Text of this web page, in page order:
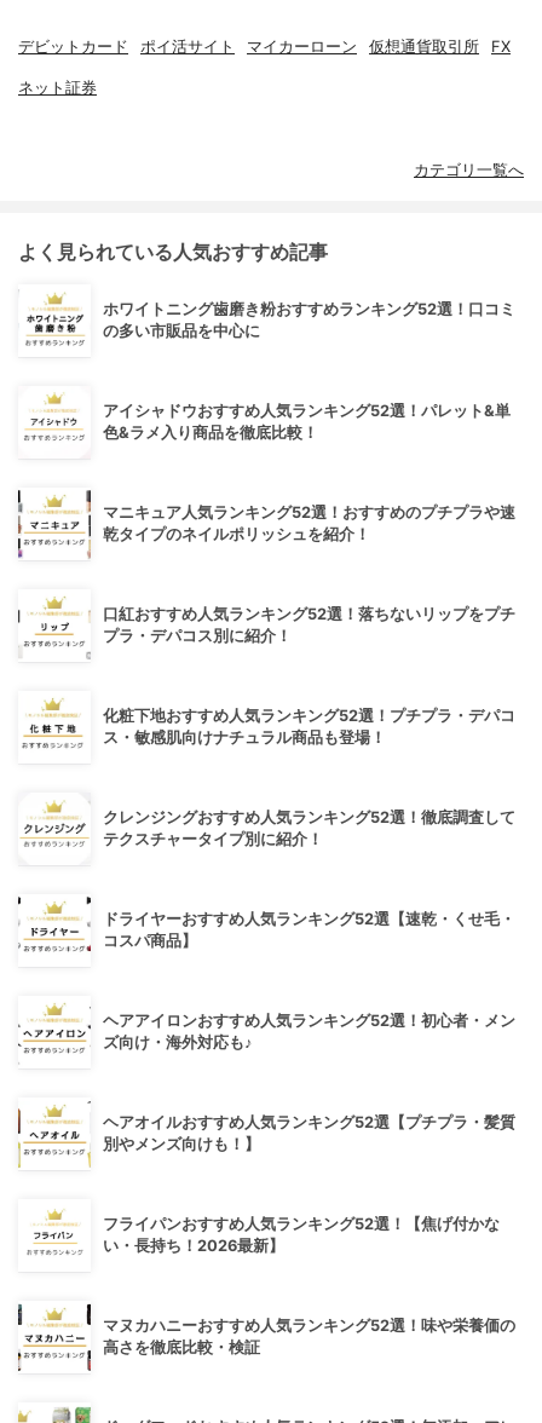
デビットカード ポイ活サイト マイカーローン 仮想通貨取引所 FX
ネット証券
カテゴリ一覧へ
よく見られている人気おすすめ記事
ホワイトニング歯磨き粉おすすめランキング52選！口コミ
の多い市販品を中心に
アイシャドウおすすめ人気ランキング52選！パレット&単
色&ラメ入り商品を徹底比較！
マニキュア人気ランキング52選！おすすめのプチプラや速
乾タイプのネイルポリッシュを紹介！
口紅おすすめ人気ランキング52選！落ちないリップをプチ
プラ・デパコス別に紹介！
化粧下地おすすめ人気ランキング52選！プチプラ・デパコ
ス・敏感肌向けナチュラル商品も登場！
クレンジングおすすめ人気ランキング52選！徹底調査して
テクスチャータイプ別に紹介！
ドライヤーおすすめ人気ランキング52選【速乾・くせ毛・
コスパ商品】
ヘアアイロンおすすめ人気ランキング52選！初心者・メン
ズ向け・海外対応も♪
ヘアオイルおすすめ人気ランキング52選【プチプラ・髪質
別やメンズ向けも！】
フライパンおすすめ人気ランキング52選！【焦げ付かな
い・長持ち！2026最新】
マヌカハニーおすすめ人気ランキング52選！味や栄養価の
高さを徹底比較・検証